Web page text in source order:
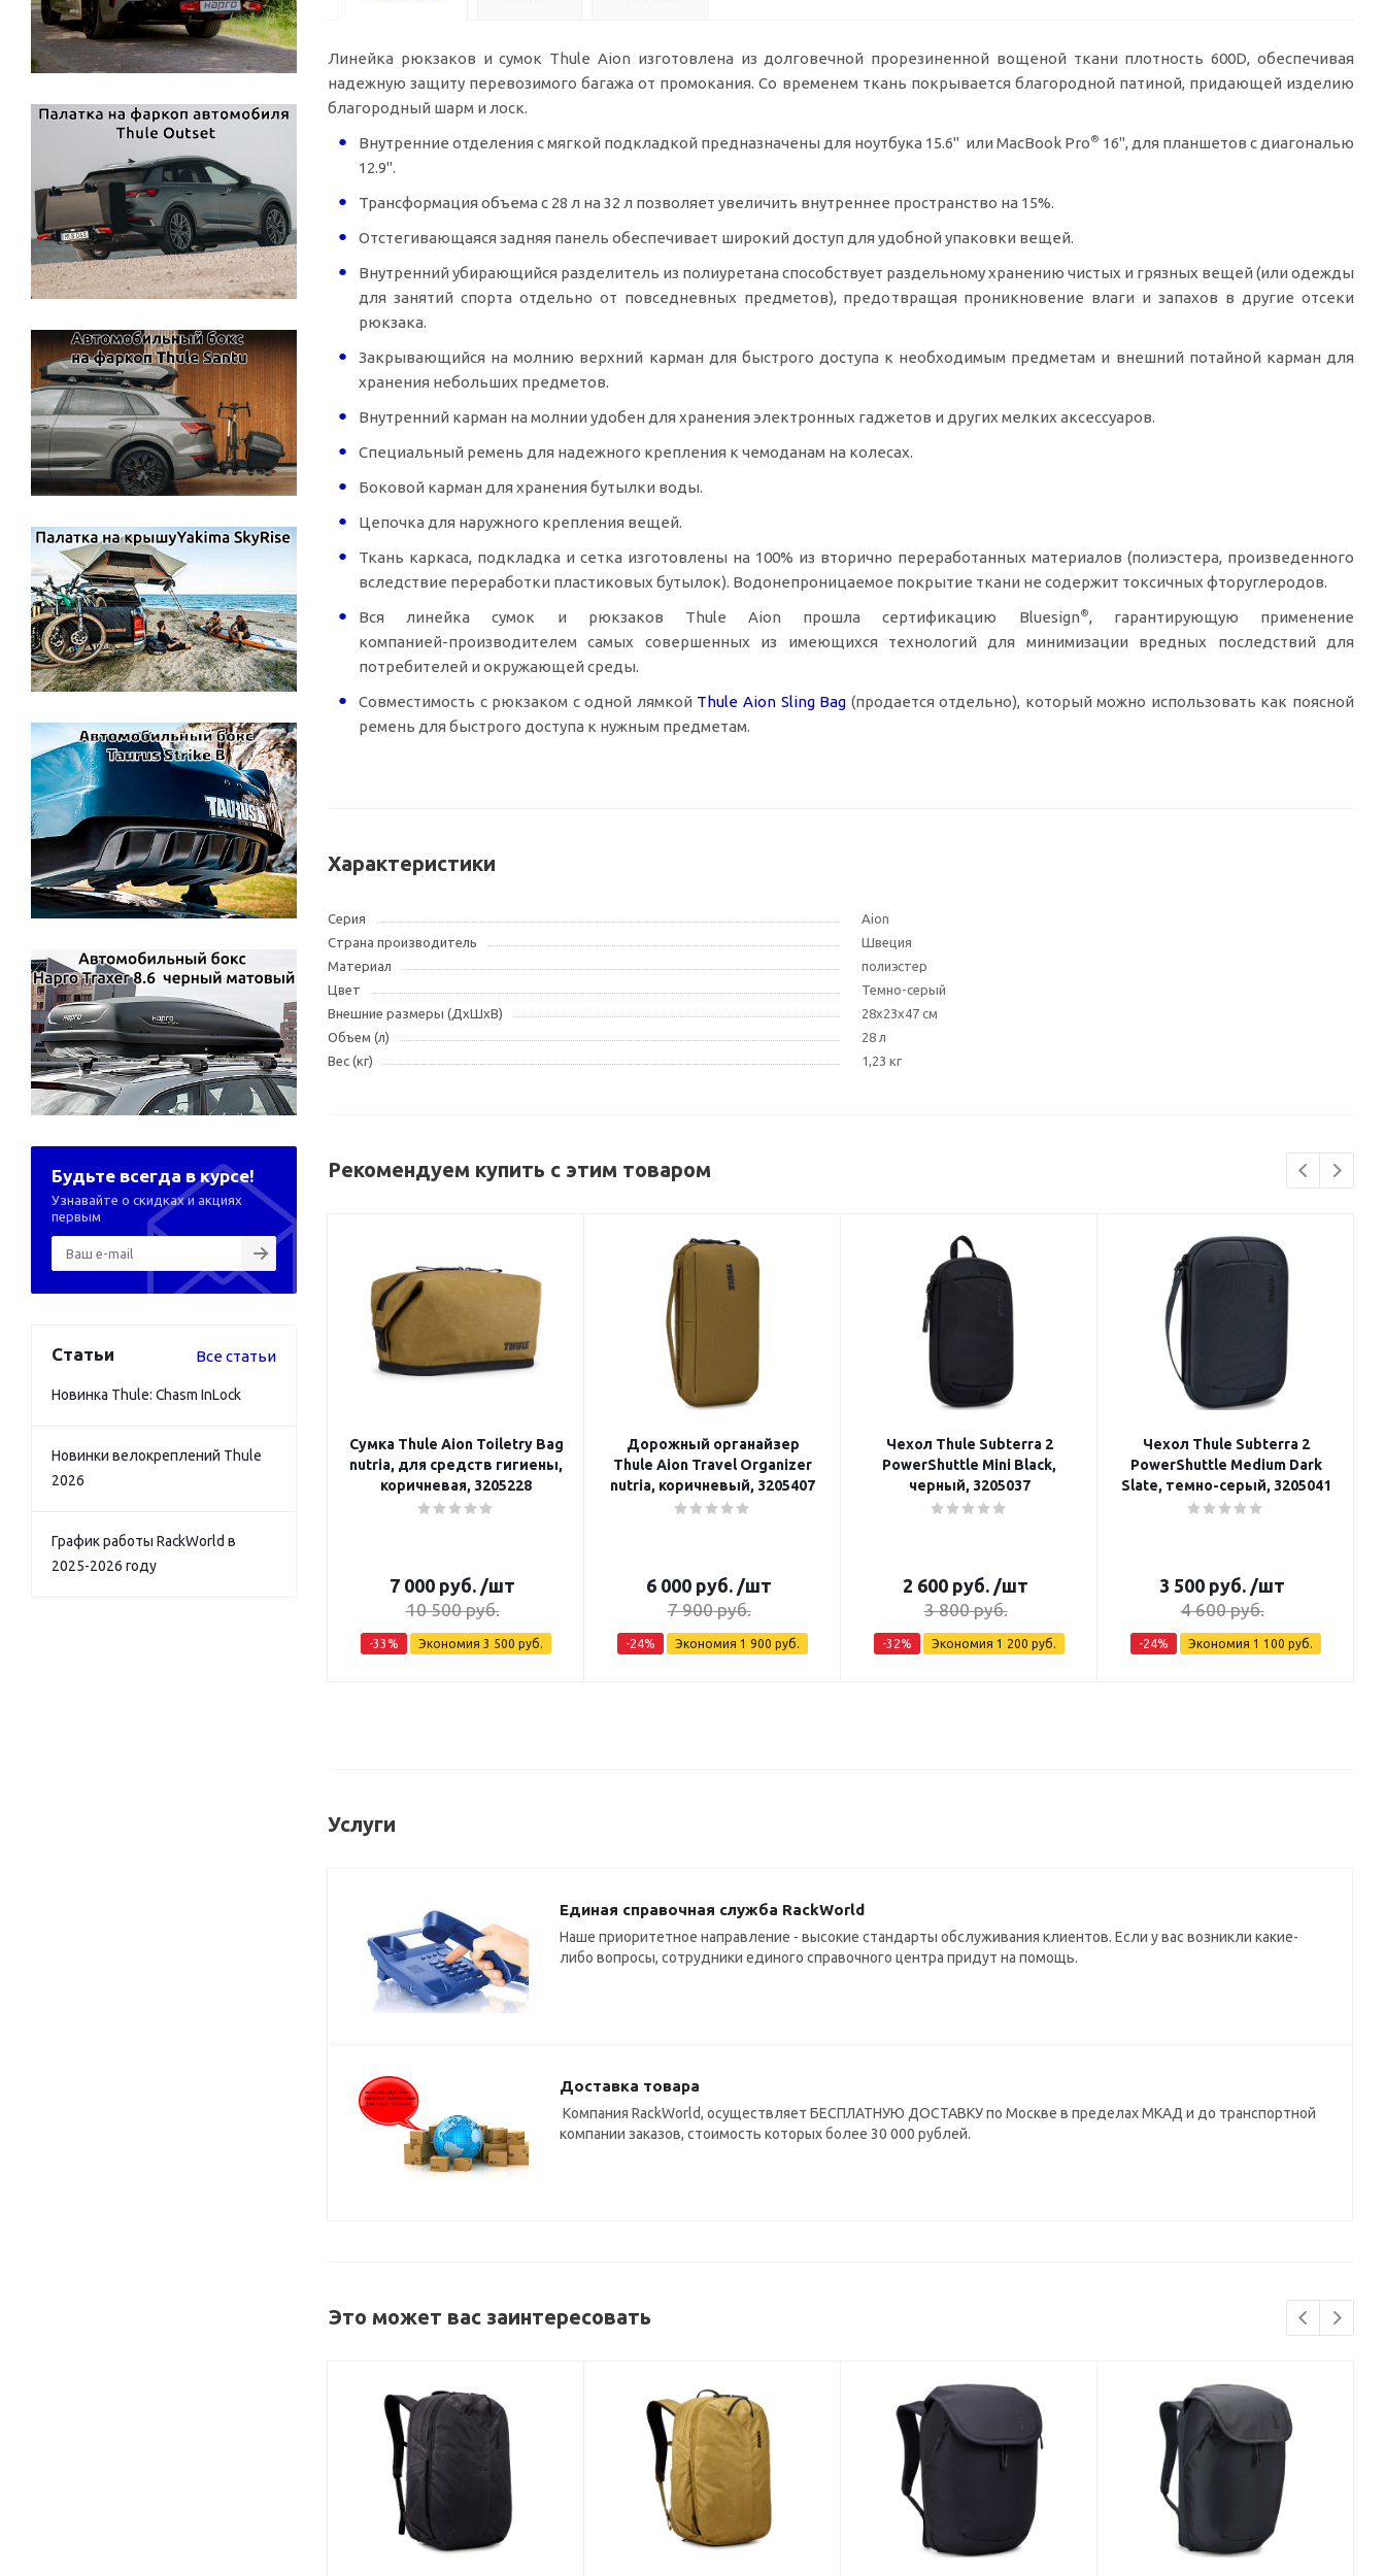
Линейка рюкзаков и сумок Thule Aion изготовлена из долговечной прорезиненной вощеной ткани плотность 600D, обеспечивая
надежную защиту перевозимого багажа от промокания. Со временем ткань покрывается благородной патиной, придающей изделию
благородный шарм и лоск.
Внутренние отделения с мягкой подкладкой предназначены для ноутбука 15.6" или MacBook Pro® 16", для планшетов с диагональю
12.9".
Трансформация объема с 28 л на 32 л позволяет увеличить внутреннее пространство на 15%.
Отстегивающаяся задняя панель обеспечивает широкий доступ для удобной упаковки вещей.
Внутренний убирающийся разделитель из полиуретана способствует раздельному хранению чистых и грязных вещей (или одежды
для занятий спорта отдельно от повседневных предметов), предотвращая проникновение влаги и запахов в другие отсеки
рюкзака.
Закрывающийся на молнию верхний карман для быстрого доступа к необходимым предметам и внешний потайной карман для
хранения небольших предметов.
Внутренний карман на молнии удобен для хранения электронных гаджетов и других мелких аксессуаров.
Специальный ремень для надежного крепления к чемоданам на колесах.
Боковой карман для хранения бутылки воды.
Цепочка для наружного крепления вещей.
Ткань каркаса, подкладка и сетка изготовлены на 100% из вторично переработанных материалов (полиэстера, произведенного
вследствие переработки пластиковых бутылок). Водонепроницаемое покрытие ткани не содержит токсичных фторуглеродов.
Вся линейка сумок и рюкзаков Thule Aion прошла сертификацию Bluesign®, гарантирующую применение
компанией-производителем самых совершенных из имеющихся технологий для минимизации вредных последствий для
потребителей и окружающей среды.
Совместимость с рюкзаком с одной лямкой Thule Aion Sling Bag (продается отдельно), который можно использовать как поясной
ремень для быстрого доступа к нужным предметам.
Характеристики
Серия
Aion
Страна производитель
Швеция
Материал
полиэстер
Цвет
Темно-серый
Внешние размеры (ДxШxВ)
28x23x47 см
Объем (л)
28 л
Вес (кг)
1,23 кг
Рекомендуем купить с этим товаром
Сумка Thule Aion Toiletry Bag
nutria, для средств гигиены,
коричневая, 3205228
7 000 руб. /шт
10 500руб.
-33 % Экономия 3 500 руб.
Дорожный органайзер
Thule Aion Travel Organizer
nutria, коричневый, 3205407
6 000 руб. /шт
7 900руб.
-24% Экономия 1 900 руб.
Чехол Thule Subterra 2
PowerShuttle Mini Black,
черный, 3205037
2 600 руб. /шт
3 800руб.
-32% Экономия 1 200 руб.
Чехол Thule Subterra 2
PowerShuttle Medium Dark
Slate, темно-серый, 3205041
3 500 руб. /шт
4 600руб.
-24% Экономия 1 100 руб.
Услуги
Единая справочная служба RackWorld
Наше приоритетное направление - высокие стандарты обслуживания клиентов. Если у вас возникли какие-
либо вопросы, сотрудники единого справочного центра придут на помощь.
Доставка товара
Компания RackWorld, осуществляет БЕСПЛАТНУЮ ДОСТАВКУ по Москве в пределах МКАД и до транспортной
компании заказов, стоимость которых более 30 000 рублей.
Это может вас заинтересовать
Будьте всегда в курсе!
Узнавайте о скидках и акциях
первым
Статьи Все статьи
Новинка Thule: Chasm InLock
Новинки велокреплений Thule
2026
График работы RackWorld в
2025-2026 году